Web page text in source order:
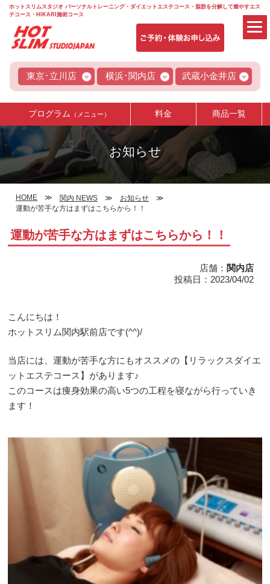
ホットスリムスタジオ パーソナルトレーニング・ダイエットエステコース・脂肪を分解して燃やすエス
テコース・HIKARI施術コース
東京･立川店 横浜･関内店 武蔵小金井店
プログラム （メニュー） 料金 商品一覧
お知らせ
HOME 関内 NEWS
お知らせ
運動が苦手な方はまずはこちらから！！
運動が苦手な方はまずはこちらから！！
店舗： 関内店
投稿日：2023/04/02
こんにちは！
ホットスリム関内駅前店です(^^)/
当店には、運動が苦手な方にもオススメの【リラックスダイエ
ットエステコース】があります♪
このコースは痩身効果の高い5つの工程を寝ながら行っていき
ます！